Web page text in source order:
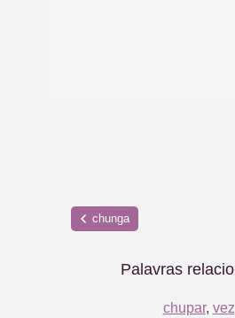
chunga
Palavras
chupar, vez